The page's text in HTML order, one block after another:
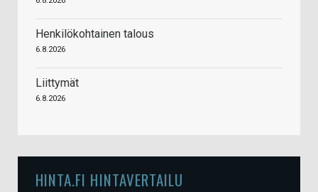
Henkilökohtainen talous
6.8.2026
Liittymät
6.8.2026
HINTA.FI HINTAVERTAILU